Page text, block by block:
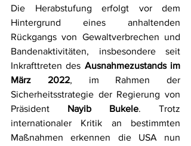
Die Herabstufung erfolgt vor dem
Hintergrund eines anhaltenden
Rückgangs von Gewaltverbrechen und
Bandenaktivitäten, insbesondere seit
Inkrafttreten des Ausnahmezustands im
März 2022, im Rahmen der
Sicherheitsstrategie der Regierung von
Präsident Nayib Bukele. Trotz
internationaler Kritik an bestimmten
Maßnahmen erkennen die USA nun